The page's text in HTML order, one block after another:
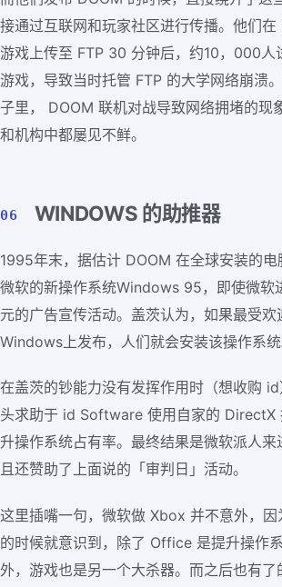
接通过互联网和玩家社区进行传播。他们
游戏上传至 FTP 30 分钟后，约10，000人
游戏，导致当时托管 FTP 的大学网络崩溃
子里， DOOM 联机对战导致网络拥堵的现
和机构中都屡见不鲜。
06 WINDOWS 的助推器
1995年末，据估计 DOOM 在全球安装的电
微软的新操作系统Windows 95，即使微软
元的广告宣传活动。盖茨认为，如果最受欢
Windows上发布，人们就会安装该操作系统
在盖茨的钞能力没有发挥作用时（想收购
头求助于 id Software 使用自家的 DirectX
升操作系统占有率。最终结果是微软派人来
且还赞助了上面说的「审判日」活动。
这里插嘴一句，微软做 Xbox 并不意外，
的时候就意识到，除了 Office 是提升操作
外，游戏也是另一个大杀器。而之后也有了